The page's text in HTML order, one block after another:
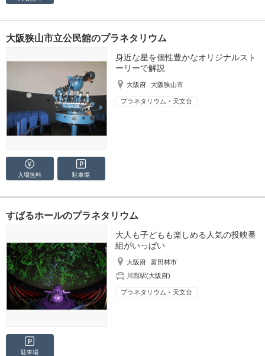
大阪狭山市立公民館のプラネタリウム
身近な星を個性豊かなオリジナルスト
ーリーで解説
大阪府 大阪狭山市
プラネタリウム・天文台
入場無料 駐車場
すばるホールのプラネタリウム
大人も子どもも楽しめる人気の投映番
組がいっぱい
大阪府
富田林市
川西駅(大阪府)
プラネタリウム・天文台
駐車場